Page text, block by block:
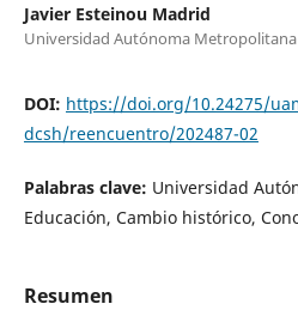
Javier Esteinou Madrid
Universidad Autónoma
DOI: https://doi.org/10.24275/
dcsh/reencuentro/202487-02
Palabras clave: Universidad
Educación, Cambio histórico,
Resumen